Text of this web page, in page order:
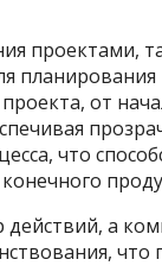
проектами,
планирования
от
что
действий, а
что